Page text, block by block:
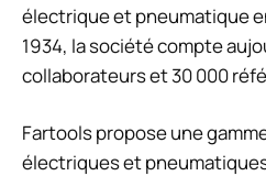
électrique et pneumatique
1934, la société compte
collaborateurs et 30 000
Fartools propose une
électriques et